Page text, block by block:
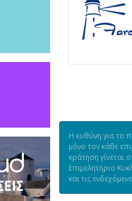
Η ευθύνη για το
μόνο τον κάθε
κράτηση γίνεται
Επιμελητήριο
και τις